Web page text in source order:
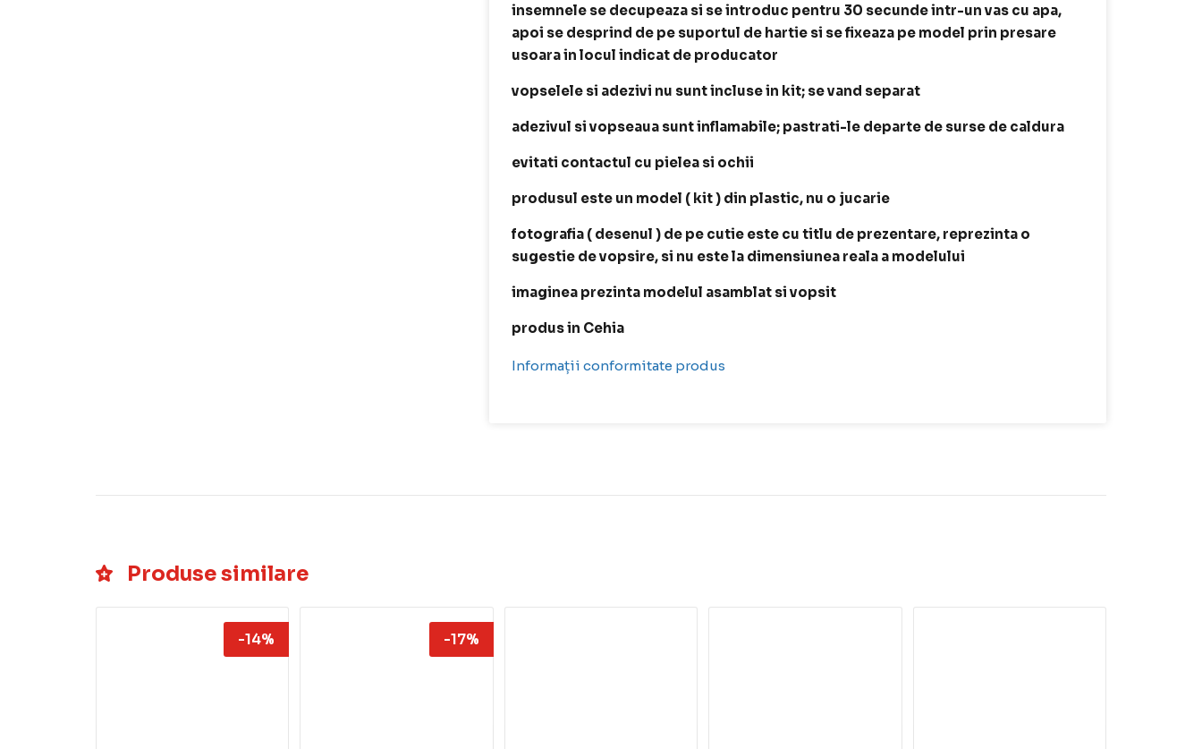
insemnele se decupeaza si se introduc pentru 30 secunde intr-un vas cu apa,
apoi se desprind de pe suportul de hartie si se fixeaza pe model prin presare
usoara in locul indicat de producator
vopselele si adezivi nu sunt incluse in kit; se vand separat
adezivul si vopseaua sunt inflamabile; pastrati-le departe de surse de caldura
evitati contactul cu pielea si ochii
produsul este un model ( kit ) din plastic, nu o jucarie
fotografia ( desenul ) de pe cutie este cu titlu de prezentare, reprezinta o
sugestie de vopsire, si nu este la dimensiunea reala a modelului
imaginea prezinta modelul asamblat si vopsit
produs in Cehia
Informații conformitate produs
Produse similare
-14% -17%